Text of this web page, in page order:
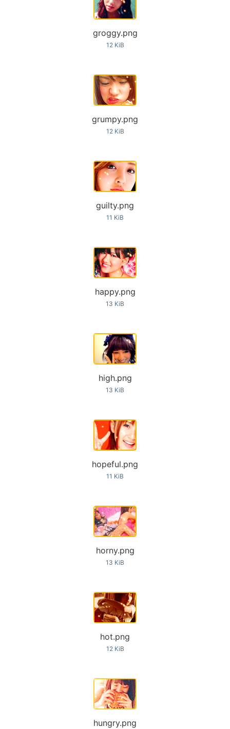
groggy.png
12 KiB
grumpy.png
12 KiB
guilty.png
11 KiB
happy.png
13 KiB
high.png
13 KiB
hopeful.png
11 KiB
horny.png
13 KiB
hot.png
12 KiB
hungry.png